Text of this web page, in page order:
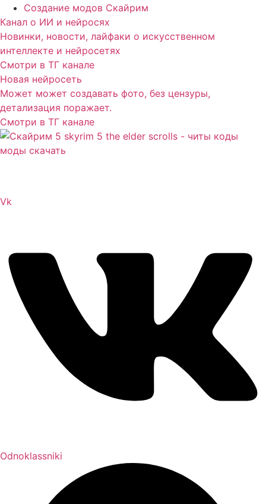
Создание модов Скайрим
Канал о ИИ и нейросях
Новинки, новости, лайфаки о искусственном
интеллекте и нейросетях
Смотри в ТГ канале
Новая нейросеть
Может может создавать фото, без цензуры,
детализация поражает.
Смотри в ТГ канале
Vk
Odnoklassniki